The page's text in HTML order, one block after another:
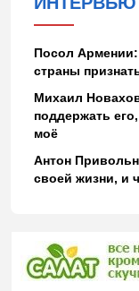
Посол
страны
Михаил
поддержать
моё
Антон
своей жизни, и